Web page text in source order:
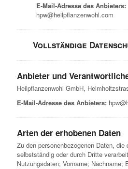
E-Mail-Adresse des Anbieters:
hpw@heilpflanzenwohl.com
Vollständige
Anbieter und
Heilpflanzenwohl GmbH,
E-Mail-Adresse des Anbieters:
Arten der erhobenen Daten
Zu den personenbezogenen Daten, die
selbstständig oder durch Dritte
Nutzungsdaten; Vorname; Nachname;